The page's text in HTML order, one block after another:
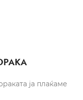
ја плаќаме